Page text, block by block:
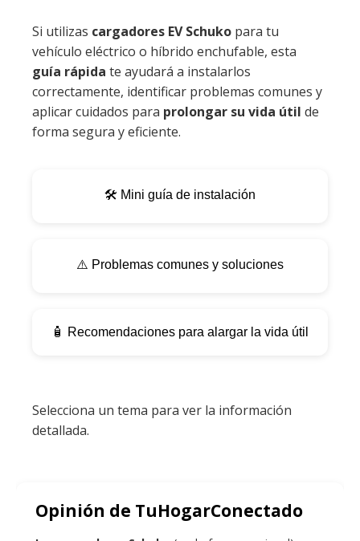
Si utilizas cargadores EV Schuko para tu
vehículo eléctrico o híbrido enchufable, esta
guía rápida te ayudará a instalarlos
correctamente, identificar problemas comunes y
aplicar cuidados para prolongar su vida útil de
forma segura y eficiente.
🛠️ Mini guía de instalación
⚠️ Problemas comunes y soluciones
🧴 Recomendaciones para alargar la vida útil
Selecciona un tema para ver la información
detallada.
Opinión de TuHogarConectado